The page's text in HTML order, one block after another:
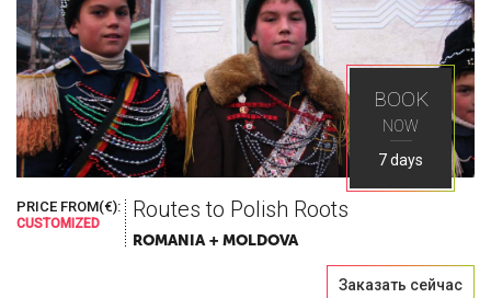
BOOK
NOW
7 days
PRICE FROM(€):
CUSTOMIZED
Routes to Polish Roots
ROMANIA + MOLDOVA
Заказать сейчас